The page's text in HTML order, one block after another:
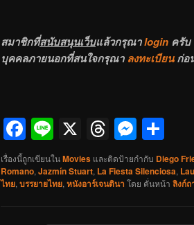
สมาชิกที่สนับสนุนเว็บแล้วกรุณาlogin ครับ
บุคคลภายนอกที่สนใจกรุณา ลงทะเบียนก่อ
Facebook
Line
X Threads
เรื่องนี้ถูกเขียนในMovies และติดป้ายกำกับ Diego
Romano, Jazmín Stuart, La Fiesta Silenciosa,
ไทย, บรรยายไทย, หนังอาร์เจนตินา โดย คั่นหน้า ลิงก์ถ